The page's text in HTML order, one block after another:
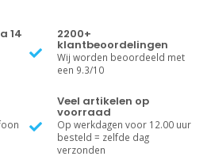
14 2200+
klantbeoordelingen
Wij worden beoordeeld met
een 9.3/10
Veel artikelen op
voorraad
Op werkdagen voor 12.00 uur
besteld = zelfde dag
verzonden